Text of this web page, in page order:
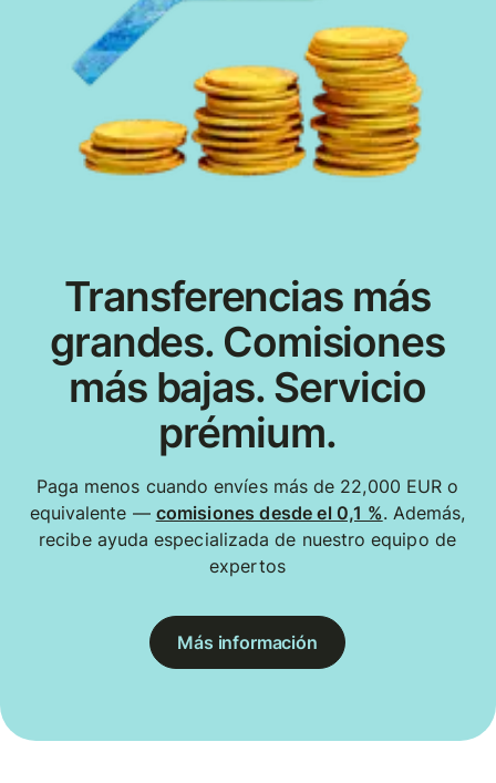
Transferencias más
grandes. Comisiones
más bajas. Servicio
prémium.
Paga menos cuando envíes más de 22,000 EUR o
equivalente — comisiones desde el 0,1 %. Además,
recibe ayuda especializada de nuestro equipo de
expertos
Más información